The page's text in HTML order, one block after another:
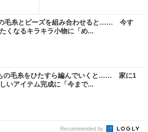
毛糸とビーズを組み合わせると…… 今す
くなるキラキラ小物に「め...
の毛糸をひたすら編んでいくと…… 家に1
いアイテム完成に「今まで...
Recommended by